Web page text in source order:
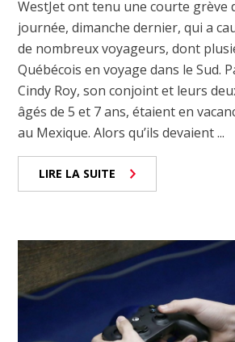
WestJet ont tenu une courte grève
journée, dimanche dernier, qui a
de nombreux voyageurs, dont
Québécois en voyage dans le Sud.
Cindy Roy, son conjoint et leurs
âgés de 5 et 7 ans, étaient en
au Mexique. Alors qu’ils devaient ...
LIRE LA SUITE